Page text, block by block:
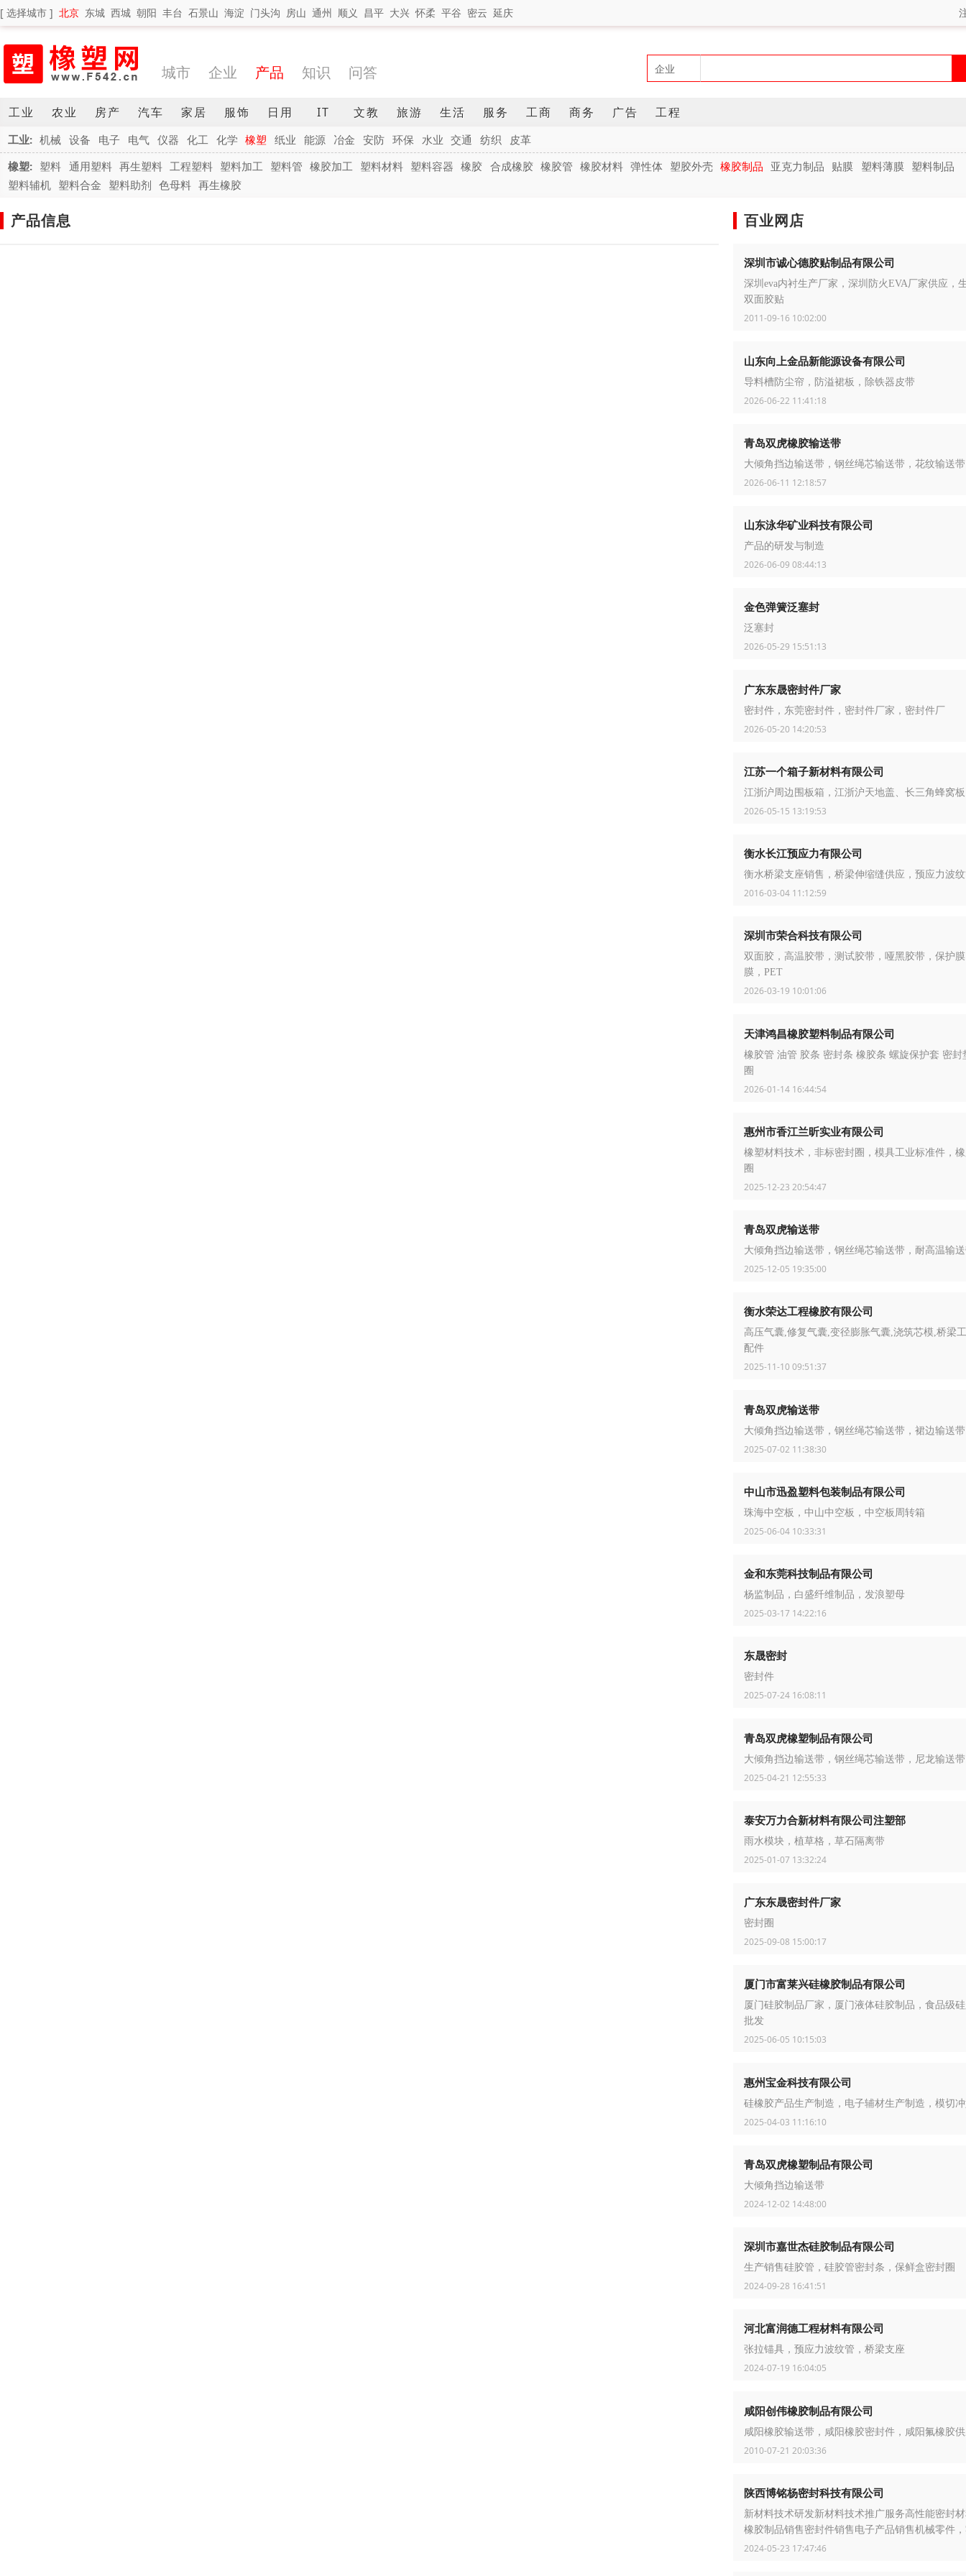
[ 选择城市 ] 北京 东城 西城 朝阳 丰台 石景山 海淀 门头沟 房山 通州 顺义 昌平 大兴 怀柔 平谷 密云 延庆
城市 企业 产品 知识 问答
工业 农业 房产 汽车 家居 服饰 日用 IT 文教 旅游 生活 服务 工商 商务 广告 工程
工业: 机械 设备 电子 电气 仪器 化工 化学 橡塑 纸业 能源 冶金 安防 环保 水业 交通 纺织
皮革
橡塑: 塑料 通用塑料 再生塑料 工程塑料 塑料加工 塑料管 橡胶加工 塑料材料 塑料容器 橡胶 合成橡胶 橡胶管 橡胶材料 弹性体 塑胶外壳 橡胶制品 亚克力制品 贴膜 塑料薄膜 塑料制品
塑料辅机 塑料合金 塑料助剂 色母料 再生橡胶
产品信息 百业网店
深圳市诚心德胶贴制品有限公司
深圳eva内衬生产厂家，深圳防火EVA厂家供应，
双面胶贴
2011-09-16 10:02:00
山东向上金品新能源设备有限公司
导料槽防尘帘，防溢裙板，除铁器皮带
2026-06-22 11:41:18
青岛双虎橡胶输送带
大倾角挡边输送带，钢丝绳芯输送带，花纹输送带
2026-06-11 12:18:57
山东泳华矿业科技有限公司
产品的研发与制造
2026-06-09 08:44:13
金色弹簧泛塞封
泛塞封
2026-05-29 15:51:13
广东东晟密封件厂家
密封件，东莞密封件，密封件厂家，密封件厂
2026-05-20 14:20:53
江苏一个箱子新材料有限公司
江浙沪周边围板箱，江浙沪天地盖、长三角蜂窝板
2026-05-15 13:19:53
衡水长江预应力有限公司
衡水桥梁支座销售，桥梁伸缩缝供应，预应力波
2016-03-04 11:12:59
深圳市荣合科技有限公司
双面胶，高温胶带，测试胶带，哑黑胶带，保护
膜，PET
2026-03-19 10:01:06
天津鸿昌橡胶塑料制品有限公司
橡胶管 油管 胶条 密封条 橡胶条 螺旋保护套 密封
圈
2026-01-14 16:44:54
惠州市香江兰昕实业有限公司
橡塑材料技术，非标密封圈，模具工业标准件，
圈
2025-12-23 20:54:47
青岛双虎输送带
大倾角挡边输送带，钢丝绳芯输送带，耐高温输
2025-12-05 19:35:00
衡水荣达工程橡胶有限公司
高压气囊,修复气囊,变径膨胀气囊,浇筑芯模,桥梁
配件
2025-11-10 09:51:37
青岛双虎输送带
大倾角挡边输送带，钢丝绳芯输送带，裙边输送带
2025-07-02 11:38:30
中山市迅盈塑料包装制品有限公司
珠海中空板，中山中空板，中空板周转箱
2025-06-04 10:33:31
金和东莞科技制品有限公司
杨监制品，白盛纤维制品，发浪塑母
2025-03-17 14:22:16
东晟密封
密封件
2025-07-24 16:08:11
青岛双虎橡塑制品有限公司
大倾角挡边输送带，钢丝绳芯输送带，尼龙输送带
2025-04-21 12:55:33
泰安万力合新材料有限公司注塑部
雨水模块，植草格，草石隔离带
2025-01-07 13:32:24
广东东晟密封件厂家
密封圈
2025-09-08 15:00:17
厦门市富莱兴硅橡胶制品有限公司
厦门硅胶制品厂家，厦门液体硅胶制品，食品级
批发
2025-06-05 10:15:03
惠州宝金科技有限公司
硅橡胶产品生产制造，电子辅材生产制造，模切
2025-04-03 11:16:10
青岛双虎橡塑制品有限公司
大倾角挡边输送带
2024-12-02 14:48:00
深圳市嘉世杰硅胶制品有限公司
生产销售硅胶管，硅胶管密封条，保鲜盒密封圈
2024-09-28 16:41:51
河北富润德工程材料有限公司
张拉锚具，预应力波纹管，桥梁支座
2024-07-19 16:04:05
咸阳创伟橡胶制品有限公司
咸阳橡胶输送带，咸阳橡胶密封件，咸阳氟橡胶
2010-07-21 20:03:36
陕西博铭杨密封科技有限公司
新材料技术研发新材料技术推广服务高性能密封
橡胶制品销售密封件销售电子产品销售机械零件
2024-05-23 17:47:46